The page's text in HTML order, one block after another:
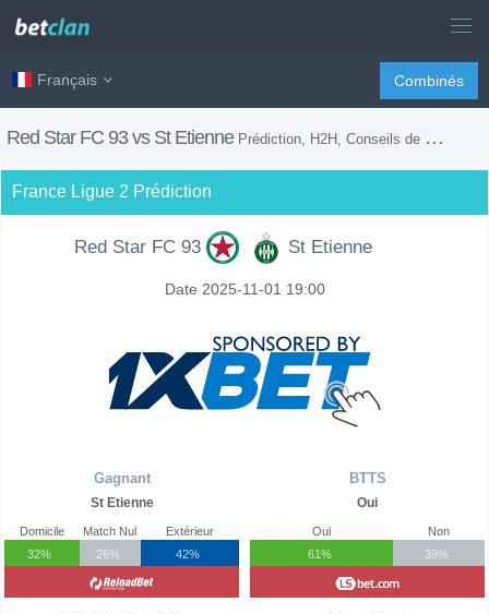
Français Combinés
Red Star FC 93 vs St Etienne Prédiction, H2H, Conseils de Paris et Prévision du Match
France Ligue 2 Prédiction
Red Star FC 93 St Etienne
Date 2025-11-01 19:00
Gagnant
St Etienne
Domicile
32%
Match Nul
26%
Extérieur
42%
BTTS
Oui
Oui
61%
Non
39%